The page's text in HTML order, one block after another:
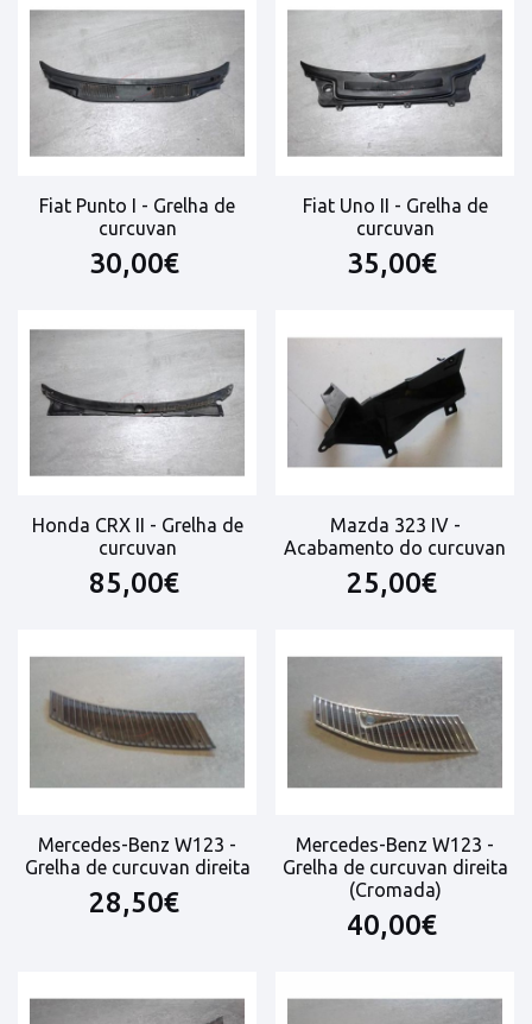
Fiat Punto I - Grelha de
curcuvan
30,00€
Fiat Uno II - Grelha de
curcuvan
35,00€
Honda CRX II - Grelha de
curcuvan
85,00€
Mazda 323 IV -
Acabamento do curcuvan
25,00€
Mercedes-Benz W123 -
Grelha de curcuvan direita
28,50€
Mercedes-Benz W123 -
Grelha de curcuvan direita
(Cromada)
40,00€